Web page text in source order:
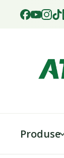
Produse